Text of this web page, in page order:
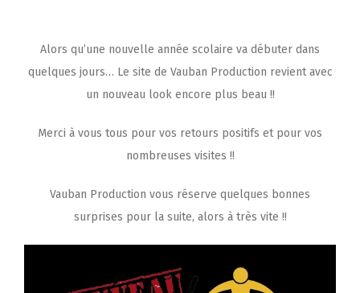
Alors qu’une nouvelle année scolaire va débuter dans
quelques jours… Le site de Vauban Production revient avec
un nouveau look encore plus beau !!
Merci à vous tous pour vos retours positifs et pour vos
nombreuses visites !!
Vauban Production vous réserve quelques bonnes
surprises pour la suite, alors à très vite !!